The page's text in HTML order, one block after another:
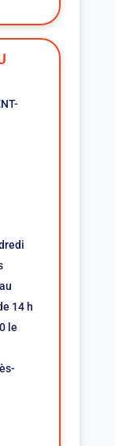
14 h
le